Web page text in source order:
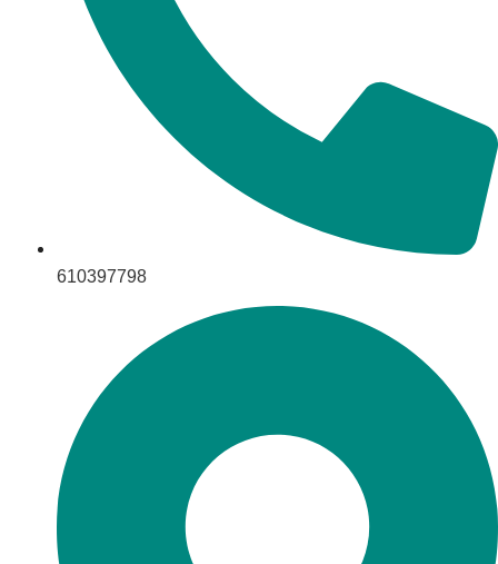
610397798